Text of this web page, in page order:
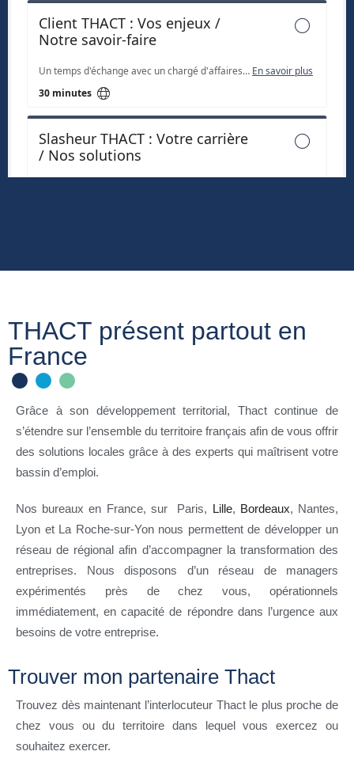
THACT présent partout en
France
Grâce à son développement territorial, Thact continue de
s’étendre sur l’ensemble du territoire français afin de vous offrir
des solutions locales grâce à des experts qui maîtrisent votre
bassin d’emploi.
Nos bureaux en France, sur Paris, Lille, Bordeaux, Nantes,
Lyon et La Roche-sur-Yon nous permettent de développer un
réseau de régional afin d’accompagner la transformation des
entreprises. Nous disposons d’un réseau de managers
expérimentés près de chez vous, opérationnels
immédiatement, en capacité de répondre dans l’urgence aux
besoins de votre entreprise.
Trouver mon partenaire Thact
Trouvez dès maintenant l’interlocuteur Thact le plus proche de
chez vous ou du territoire dans lequel vous exercez ou
souhaitez exercer.